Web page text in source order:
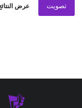
تصويت عرض